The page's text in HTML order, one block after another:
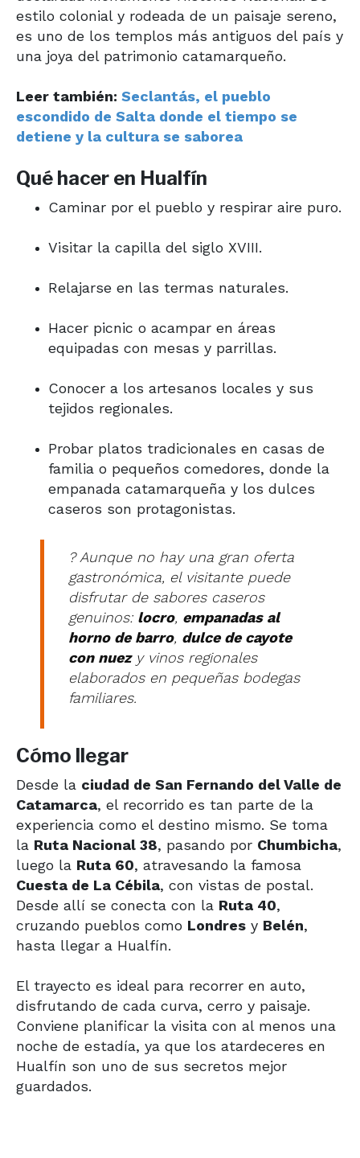
estilo colonial y rodeada de un paisaje sereno,
es uno de los templos más antiguos del país y
una joya del patrimonio catamarqueño.
Leer también: Seclantás, el pueblo
escondido de Salta donde el tiempo se
detiene y la cultura se saborea
Qué hacer en Hualfín
Caminar por el pueblo y respirar aire puro.
Visitar la capilla del siglo XVIII.
Relajarse en las termas naturales.
Hacer picnic o acampar en áreas
equipadas con mesas y parrillas.
Conocer a los artesanos locales y sus
tejidos regionales.
Probar platos tradicionales en casas de
familia o pequeños comedores, donde la
empanada catamarqueña y los dulces
caseros son protagonistas.
? Aunque no hay una gran oferta
gastronómica, el visitante puede
disfrutar de sabores caseros
genuinos: locro, empanadas al
horno de barro, dulce de cayote
con nuezy vinos regionales
elaborados en pequeñas bodegas
familiares.
Cómo llegar
Desde la ciudad de San Fernando del Valle de
Catamarca, el recorrido es tan parte de la
experiencia como el destino mismo. Se toma
la Ruta Nacional 38, pasando por Chumbicha,
luego la Ruta 60, atravesando la famosa
Cuesta de La Cébila, con vistas de postal.
Desde allí se conecta con la Ruta 40,
cruzando pueblos como Londres y Belén,
hasta llegar a Hualfín.
El trayecto es ideal para recorrer en auto,
disfrutando de cada curva, cerro y paisaje.
Conviene planificar la visita con al menos una
noche de estadía, ya que los atardeceres en
Hualfín son uno de sus secretos mejor
guardados.